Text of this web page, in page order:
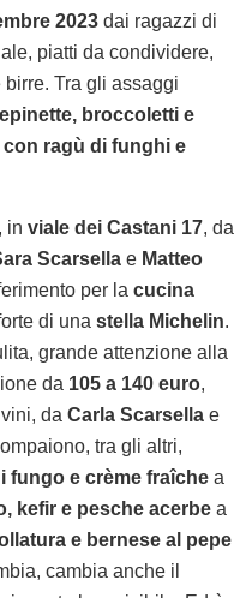
2023 dai ragazzi di
piatti da condividere,
Tra gli assaggi
broccoletti e
ragù di funghi e
, in viale dei Castani 17, da
Scarsella e Matteo
per la cucina
di una stella Michelin.
grande attenzione alla
da 105 a 140 euro,
da Carla Scarsella e
tra gli altri,
fungo e crème fraîche a
kefir e pesche acerbe a
e bernese al pepe
cambia anche il